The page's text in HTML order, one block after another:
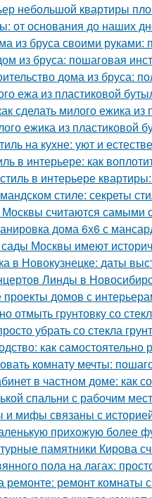
небольшой квартиры
от основания до наших
из бруса своими
из бруса: пошаговая
дома из бруса:
ежа из пластиковой
сделать милого ежика
ежика из пластиковой
на кухне: уют и
в интерьере: как
в интерьере
стиле: секреты
считаются самыми
дома 6х6 с
Москвы имеют
в Новокузнецке: даты
Линды в
домов с
отмыть грунтовку со
убрать со стекла
как самостоятельно
комнату мечты:
в частном доме: как
спальни с рабочим
и мифы связаны с
прихожую более
памятники Кирова
пола на лагах:
ремонте: ремонт комнаты